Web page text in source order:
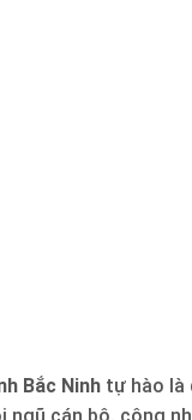
Bắc Ninh tự hào là